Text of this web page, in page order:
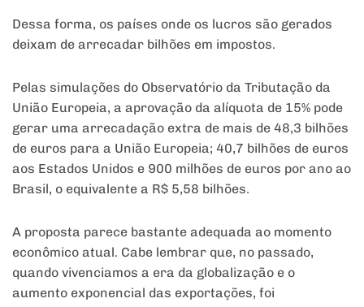
Dessa forma, os países onde os lucros são gerados
deixam de arrecadar bilhões em impostos.
Pelas simulações do Observatório da Tributação da
União Europeia, a aprovação da alíquota de 15% pode
gerar uma arrecadação extra de mais de 48,3 bilhões
de euros para a União Europeia; 40,7 bilhões de euros
aos Estados Unidos e 900 milhões de euros por ano ao
Brasil, o equivalente a R$ 5,58 bilhões.
A proposta parece bastante adequada ao momento
econômico atual. Cabe lembrar que, no passado,
quando vivenciamos a era da globalização e o
aumento exponencial das exportações, foi